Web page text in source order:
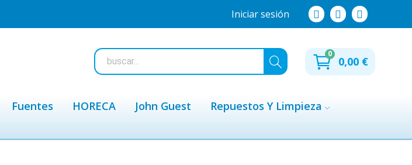
Iniciar sesión
0,00 €
0
Fuentes HORECA John Guest
Repuestos Y Limpieza